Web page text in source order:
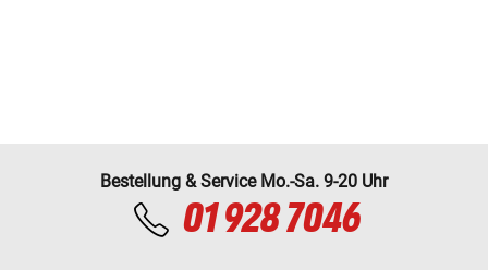
Bestellung & Service Mo.-Sa. 9-20 Uhr
01 928 7046